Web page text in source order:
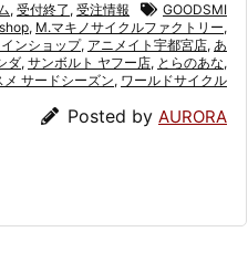
, 受付終了 , 受注情報
GOODSMI
, M.マキノサイクルファクトリー,
ンショップ, アニメイト宇都宮店, あ
ダ, サンボルト ヤフー店, とらのあな,
メ サードシーズン, ワールドサイクル
Posted by AURORA